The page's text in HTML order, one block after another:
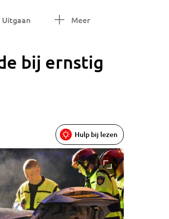
Uitgaan Meer
bij ernstig
Hulp bij lezen